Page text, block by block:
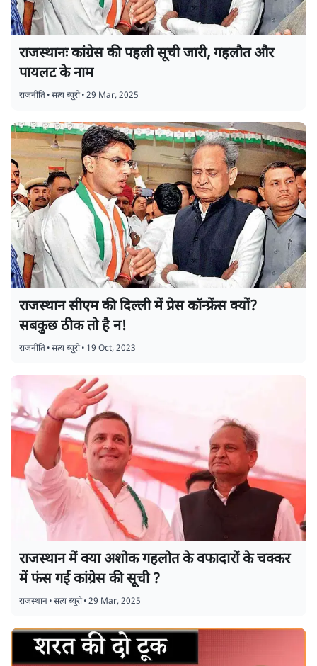
राजस्थानः कांग्रेस की पहली सूची जारी, गहलौत और
पायलट के नाम
राजनीति•सत्य ब्यूरो•29 Mar, 2025
राजस्थान सीएम की दिल्ली में प्रेस कॉन्फ्रेंस क्यों?
सबकुछ ठीक तो है न!
राजनीति•सत्य ब्यूरो• 19 Oct, 2023
राजस्थान में क्या अशोक गहलोत के वफादारों के चक्कर
में फंस गई कांग्रेस की सूची ?
राजस्थान•सत्य ब्यूरो•29 Mar, 2025